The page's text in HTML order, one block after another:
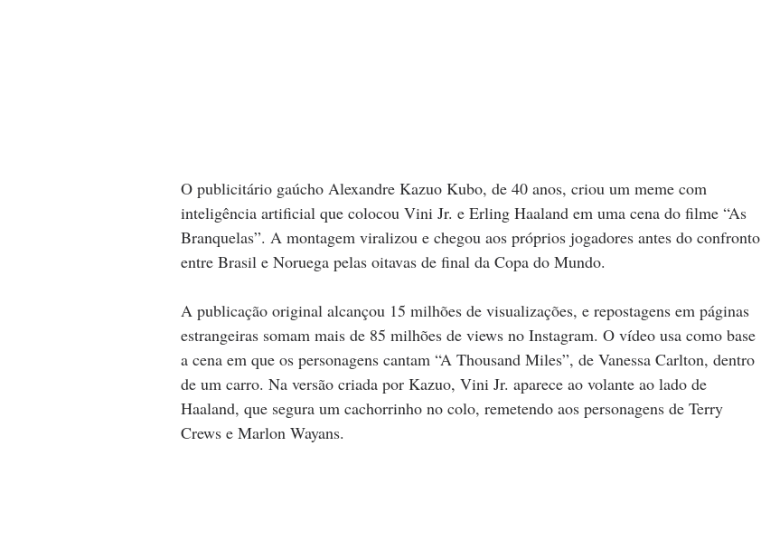
O publicitário gaúcho Alexandre Kazuo Kubo, de 40 anos, criou um meme com
inteligência artificial que colocou Vini Jr. e Erling Haaland em uma cena do filme “As
Branquelas”. A montagem viralizou e chegou aos próprios jogadores antes do confronto
entre Brasil e Noruega pelas oitavas de final da Copa do Mundo.
A publicação original alcançou 15 milhões de visualizações, e repostagens em páginas
estrangeiras somam mais de 85 milhões de views no Instagram. O vídeo usa como base
a cena em que os personagens cantam “A Thousand Miles”, de Vanessa Carlton, dentro
de um carro. Na versão criada por Kazuo, Vini Jr. aparece ao volante ao lado de
Haaland, que segura um cachorrinho no colo, remetendo aos personagens de Terry
Crews e Marlon Wayans.